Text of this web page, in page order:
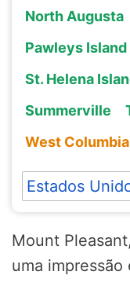
North Augusta
Pawleys Island
St. Helena
Summerville
West Columbia
Estados
Mount
uma impressão